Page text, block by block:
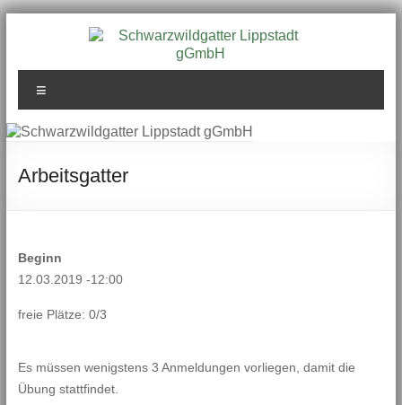
Schwarzwildgatter
Lippstadt gGmbH
Arbeitsgatter
Beginn
12.03.2019 -12:00
freie Plätze: 0/3
Es müssen wenigstens 3 Anmeldungen vorliegen, damit die
Übung stattfindet.